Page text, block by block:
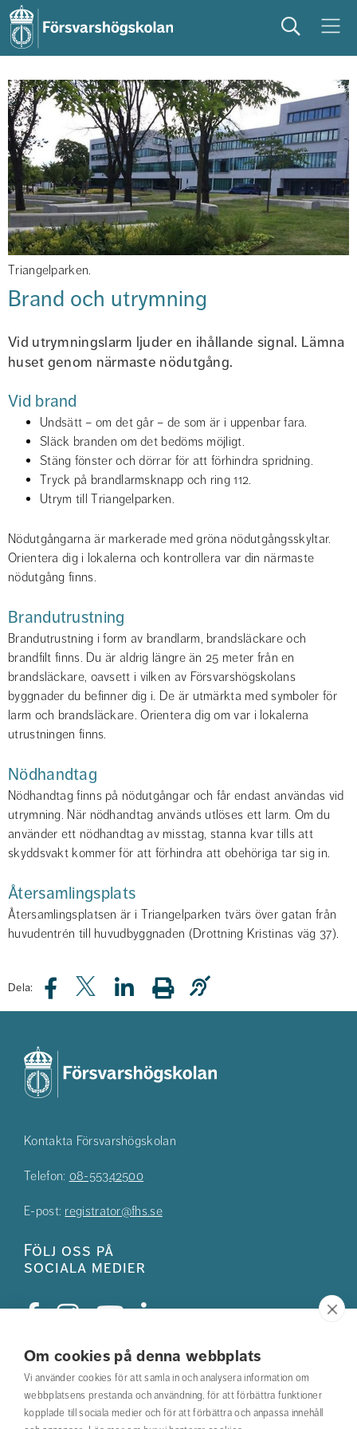
Om cookies på denna webbplats
Vi använder cookies för att samla in och analysera information om
webbplatsens prestanda och användning, för att förbättra funktioner
kopplade till sociala medier och för att förbättra och anpassa innehåll
Sök Meny
studera på campus studentliv
Triangelparken.
Brand och utrymning
Vid utrymningslarm ljuder en ihållande signal. Lämna
huset genom närmaste nödutgång.
Vid brand
Undsätt – om det går – de som är i uppenbar fara.
Släck branden om det bedöms möjligt.
Stäng fönster och dörrar för att förhindra spridning.
Tryck på brandlarmsknapp och ring 112.
Utrym till Triangelparken.
Nödutgångarna är markerade med gröna nödutgångsskyltar.
Orientera dig i lokalerna och kontrollera var din närmaste
nödutgång finns.
Brandutrustning
Brandutrustning i form av brandlarm, brandsläckare och
brandfilt finns. Du är aldrig längre än 25 meter från en
brandsläckare, oavsett i vilken av Försvarshögskolans
byggnader du befinner dig i. De är utmärkta med symboler för
larm och brandsläckare. Orientera dig om var i lokalerna
utrustningen finns.
Nödhandtag
Nödhandtag finns på nödutgångar och får endast användas vid
utrymning. När nödhandtag används utlöses ett larm. Om du
använder ett nödhandtag av misstag, stanna kvar tills att
skyddsvakt kommer för att förhindra att obehöriga tar sig in.
Återsamlingsplats
Återsamlingsplatsen är i Triangelparken tvärs över gatan från
huvudentrén till huvudbyggnaden (Drottning Kristinas väg 37).
Dela:
Kontakta Försvarshögskolan
Telefon: 08-55342500
E-post: registrator@fhs.se
Följ oss på
sociala medier
Studentkåren
Hitta din utbildning